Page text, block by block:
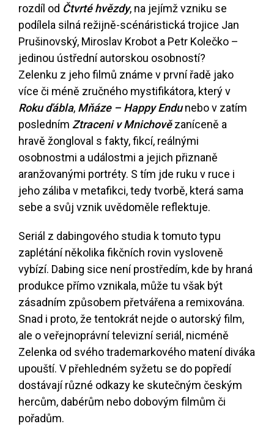
rozdíl od Čtvrté hvězdy, na jejímž vzniku se
podílela silná režijně-scénáristická trojice Jan
Prušinovský, Miroslav Krobot a Petr Kolečko –
jedinou ústřední autorskou osobností?
Zelenku z jeho filmů známe v první řadě jako
více či méně zručného mystifikátora, který v
Roku ďábla, Mňáze – Happy Endunebo v zatím
posledním Ztraceni v Mnichovězaníceně a
hravě žongloval s fakty, fikcí, reálnými
osobnostmi a událostmi a jejich přiznaně
aranžovanými portréty. S tím jde ruku v ruce i
jeho záliba v metafikci, tedy tvorbě, která sama
sebe a svůj vznik uvědoměle reflektuje.
Seriál z dabingového studia k tomuto typu
zaplétání několika fikčních rovin vysloveně
vybízí. Dabing sice není prostředím, kde by hraná
produkce přímo vznikala, může tu však být
zásadním způsobem přetvářena a remixována.
Snad i proto, že tentokrát nejde o autorský film,
ale o veřejnoprávní televizní seriál, nicméně
Zelenka od svého trademarkového matení diváka
upouští. V přehledném syžetu se do popředí
dostávají různé odkazy ke skutečným českým
hercům, dabérům nebo dobovým filmům či
pořadům.